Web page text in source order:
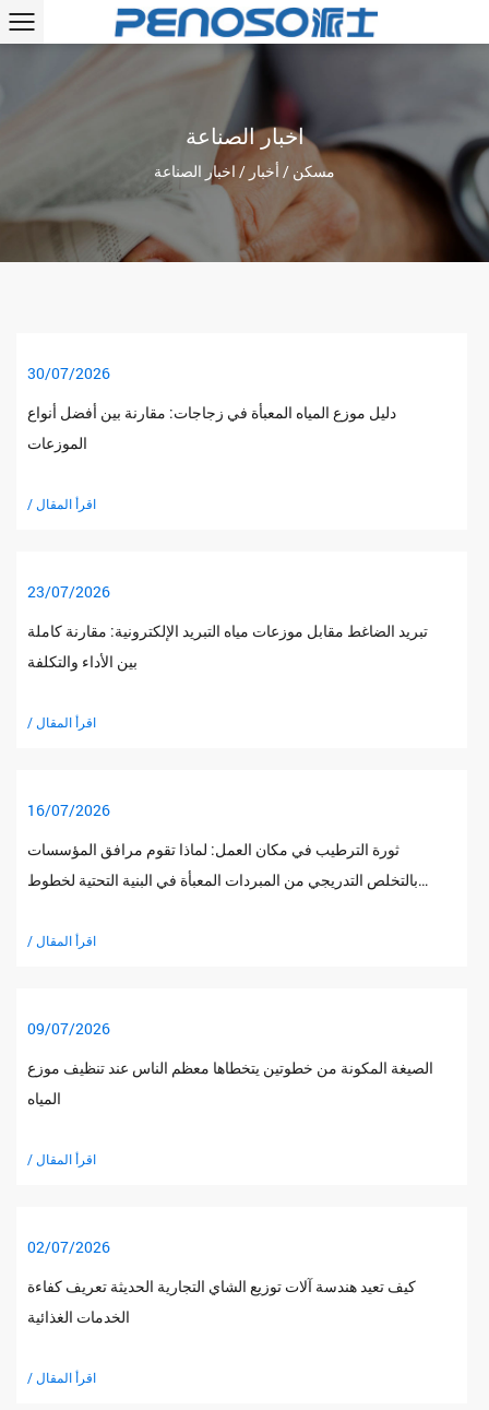
اخبار الصناعة
مسكن / أخبار / اخبار الصناعة
30/07/2026
دليل موزع المياه المعبأة في زجاجات: مقارنة بين أفضل أنواع
الموزعات
/ اقرأ المقال
23/07/2026
تبريد الضاغط مقابل موزعات مياه التبريد الإلكترونية: مقارنة كاملة
بين الأداء والتكلفة
/ اقرأ المقال
16/07/2026
ثورة الترطيب في مكان العمل: لماذا تقوم مرافق المؤسسات
بالتخلص التدريجي من المبردات المعبأة في البنية التحتية لخطوط
/ اقرأ المقال
09/07/2026
الصيغة المكونة من خطوتين يتخطاها معظم الناس عند تنظيف موزع
المياه
/ اقرأ المقال
02/07/2026
كيف تعيد هندسة آلات توزيع الشاي التجارية الحديثة تعريف كفاءة
الخدمات الغذائية
/ اقرأ المقال